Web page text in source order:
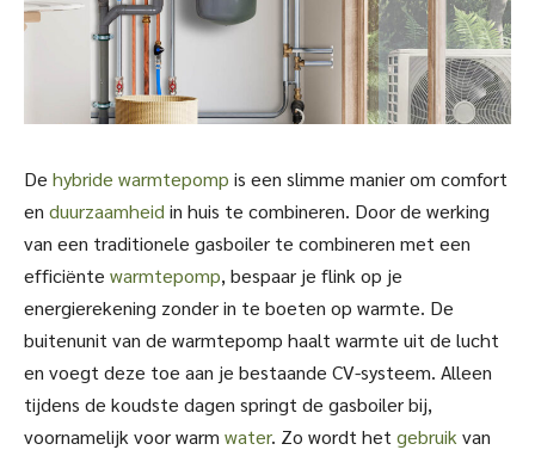
De hybride warmtepomp is een slimme manier om comfort
en duurzaamheid in huis te combineren. Door de werking
van een traditionele gasboiler te combineren met een
efficiënte warmtepomp, bespaar je flink op je
energierekening zonder in te boeten op warmte. De
buitenunit van de warmtepomp haalt warmte uit de lucht
en voegt deze toe aan je bestaande CV-systeem. Alleen
tijdens de koudste dagen springt de gasboiler bij,
voornamelijk voor warm water. Zo wordt het gebruik van